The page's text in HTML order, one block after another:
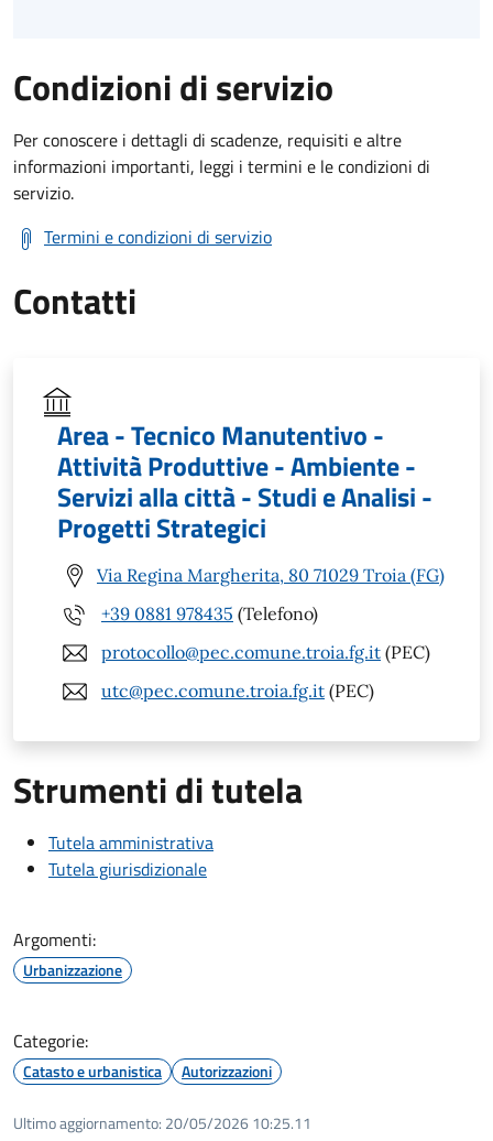
Condizioni di servizio
Per conoscere i dettagli di scadenze, requisiti e altre
informazioni importanti, leggi i termini e le condizioni di
servizio.
Termini e condizioni di servizio
Contatti
Area - Tecnico Manutentivo -
Attività Produttive - Ambiente -
Servizi alla città - Studi e Analisi -
Progetti Strategici
Via Regina Margherita, 80 71029 Troia (FG)
+39 0881 978435 (Telefono)
protocollo@pec.comune.troia.fg.it (PEC)
utc@pec.comune.troia.fg.it (PEC)
Strumenti di tutela
Tutela amministrativa
Tutela giurisdizionale
Argomenti:
Urbanizzazione
Categorie:
Catasto e urbanistica Autorizzazioni
Ultimo aggiornamento: 20/05/2026 10:25.11